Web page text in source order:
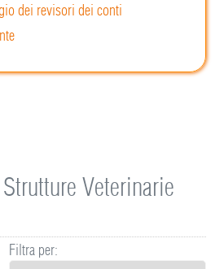
dei revisori dei conti
Veterinarie
Filtra per: